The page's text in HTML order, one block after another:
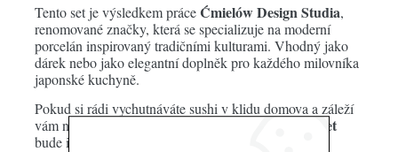
Tento set je výsledkem práceĆmielów Design Studia,
renomované značky, která se specializuje na moderní
porcelán inspirovaný tradičními kulturami. Vhodný jako
dárek nebo jako elegantní doplněk pro každého milovníka
japonské kuchyně.
Pokud si rádi vychutnáváte sushi v klidu domova a záleží
vám na stylové prezentaci,
tento bílý porcelánový set
bude ideální volbou.